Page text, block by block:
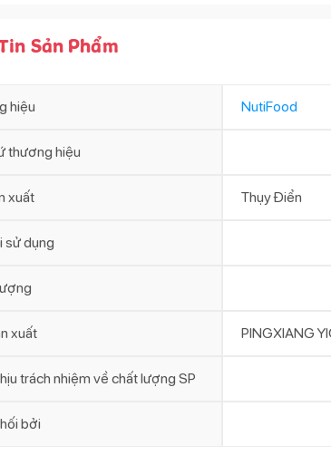
Sản Phẩm
hiệu NutiFood
thương hiệu
xuất Thụy Điển
sử dụng
xuất PINGXIANG
trách nhiệm về chất lượng SP
bởi